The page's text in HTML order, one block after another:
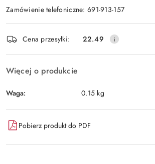
Zamówienie telefoniczne: 691-913-157
Wyślij
i
dostawa
Cena przesyłki: 22.49
Więcej o produkcie
Waga: 0.15 kg
Pobierz produkt do PDF